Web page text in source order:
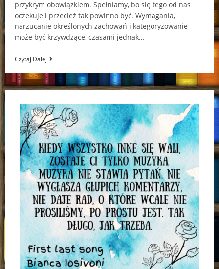
przykrym obowiązkiem. Spełniamy, bo się tego od nas
oczekuje i przecież tak powinno być. Wymagania,
narzucanie określonych zachowań i kategoryzowanie
może być krzywdzące, czasami jednak…
Czytaj DalejSkradziona
Korona
Barbara
Wicher